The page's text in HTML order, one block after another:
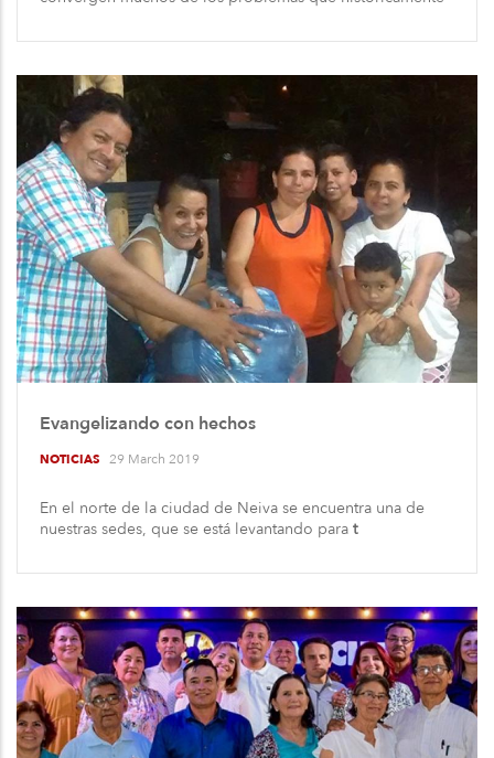
Evangelizando con hechos
NOTICIAS 29 March 2019
En el norte de la ciudad de Neiva se encuentra una de
nuestras sedes, que se está levantando para t